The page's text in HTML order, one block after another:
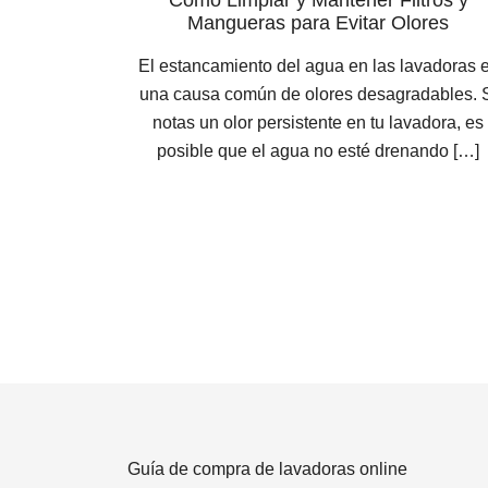
Mangueras para Evitar Olores
El estancamiento del agua en las lavadoras
una causa común de olores desagradables.
notas un olor persistente en tu lavadora, es
posible que el agua no esté drenando […]
Guía de compra de lavadoras online